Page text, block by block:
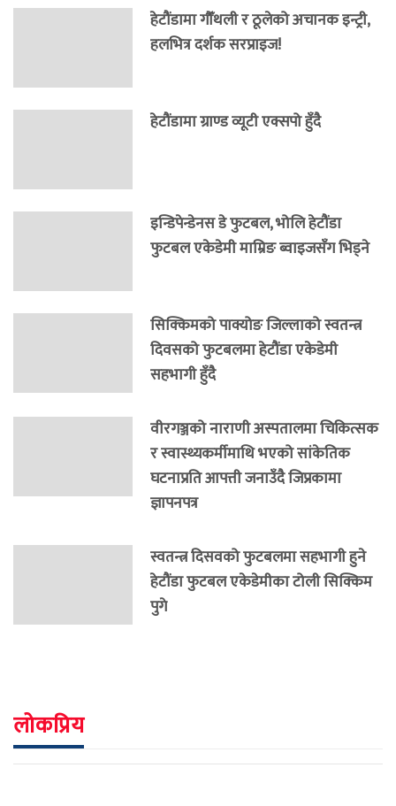
हेटौंडामा गौँथली र ठूलेको अचानक इन्ट्री,
हलभित्र दर्शक सरप्राइज!
हेटौंडामा ग्राण्ड व्यूटी एक्सपो हुँदै
इन्डिपेन्डेनस डे फुटबल, भोलि हेटौंडा
फुटबल एकेडेमी माम्रिङ ब्वाइजसँग भिड्ने
सिक्किमको पाक्योङ जिल्लाको स्वतन्त्र
दिवसको फुटबलमा हेटौंडा एकेडेमी
सहभागी हुँदै
वीरगञ्जको नाराणी अस्पतालमा चिकित्सक
र स्वास्थ्यकर्मीमाथि भएको सांकेतिक
घटनाप्रति आपत्ती जनाउँदै जिप्रकामा
ज्ञापनपत्र
स्वतन्त्र दिसवको फुटबलमा सहभागी हुने
हेटौंडा फुटबल एकेडेमीका टोली सिक्किम
पुगे
लोकप्रिय